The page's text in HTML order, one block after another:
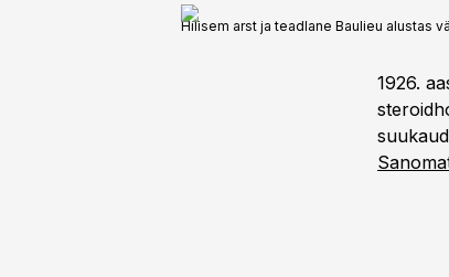
Hilisem arst ja teadlane Baulieu alustas
1926.